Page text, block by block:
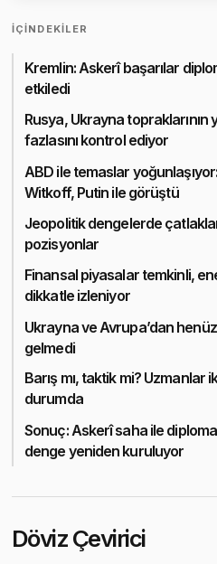
İÇINDEKILER
Kremlin: Askerî başarılar
etkiledi
Rusya, Ukrayna topraklarının
fazlasını kontrol ediyor
ABD ile temaslar
Witkoff, Putin ile görüştü
Jeopolitik dengelerde
pozisyonlar
Finansal piyasalar temkinli,
dikkatle izleniyor
Ukrayna ve Avrupa’dan
gelmedi
Barış mı, taktik mi? Uzmanlar
durumda
Sonuç: Askerî saha ile
denge yeniden kuruluyor
Döviz Çevirici